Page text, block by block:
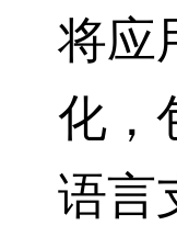
将应
化，
语言